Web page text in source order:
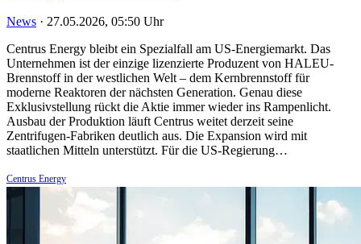
News · 27.05.2026, 05:50 Uhr
Centrus Energy bleibt ein Spezialfall am US-Energiemarkt. Das
Unternehmen ist der einzige lizenzierte Produzent von HALEU-
Brennstoff in der westlichen Welt – dem Kernbrennstoff für
moderne Reaktoren der nächsten Generation. Genau diese
Exklusivstellung rückt die Aktie immer wieder ins Rampenlicht.
Ausbau der Produktion läuft Centrus weitet derzeit seine
Zentrifugen-Fabriken deutlich aus. Die Expansion wird mit
staatlichen Mitteln unterstützt. Für die US-Regierung…
Centrus Energy